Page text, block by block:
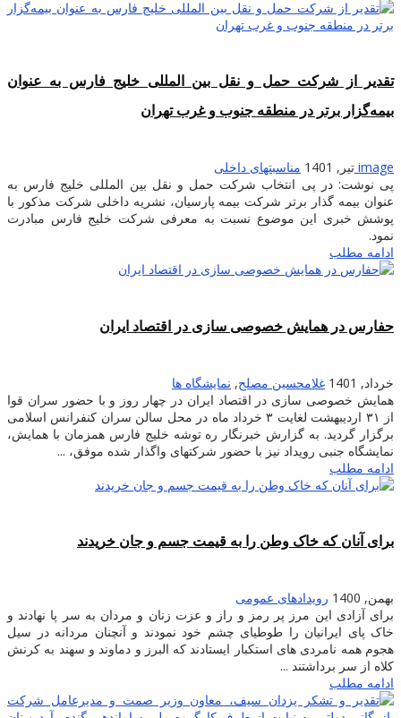
تقدیر از شرکت حمل و نقل بین المللی خلیج فارس به عنوان
بیمه‌گزار برتر در منطقه جنوب و غرب تهران
image تیر, 1401
مناسبتهای داخلی
پی نوشت: در پی انتخاب شرکت حمل و نقل بین المللی خلیج فارس به
عنوان بیمه گذار برتر شرکت بیمه پارسیان، نشریه داخلی شرکت مذکور با
پوشش خبری این موضوع نسبت به معرفی شرکت خلیج فارس مبادرت
نمود.
ادامه مطلب
حفارس در همایش خصوصی سازی در اقتصاد ایران
خرداد, 1401 غلامحسین مصلح, نمایشگاه ها
همایش خصوصی سازی در اقتصاد ایران در چهار روز و با حضور سران قوا
از ۳۱ اردیبهشت لغایت ۳ خرداد ماه در محل سالن سران کنفرانس اسلامی
برگزار گردید. به گزارش خبرنگار ره توشه خلیج فارس همزمان با همایش،
نمایشگاه جنبی رویداد نیز با حضور شرکتهای واگذار شده موفق، ...
ادامه مطلب
برای آنان که خاک وطن را به قیمت جسم و جان خریدند
بهمن, 1400
رویدادهای عمومی
برای آزادی این مرز پر رمز و راز و عزت زنان و مردان به سر پا نهادند و
خاک پای ایرانیان را طوطیای چشم خود نمودند و آنچنان مردانه در سیل
هجوم همه نامردی های استکبار ایستادند که البرز و دماوند و سهند به کرنش
کلاه از سر برداشتند ...
ادامه مطلب